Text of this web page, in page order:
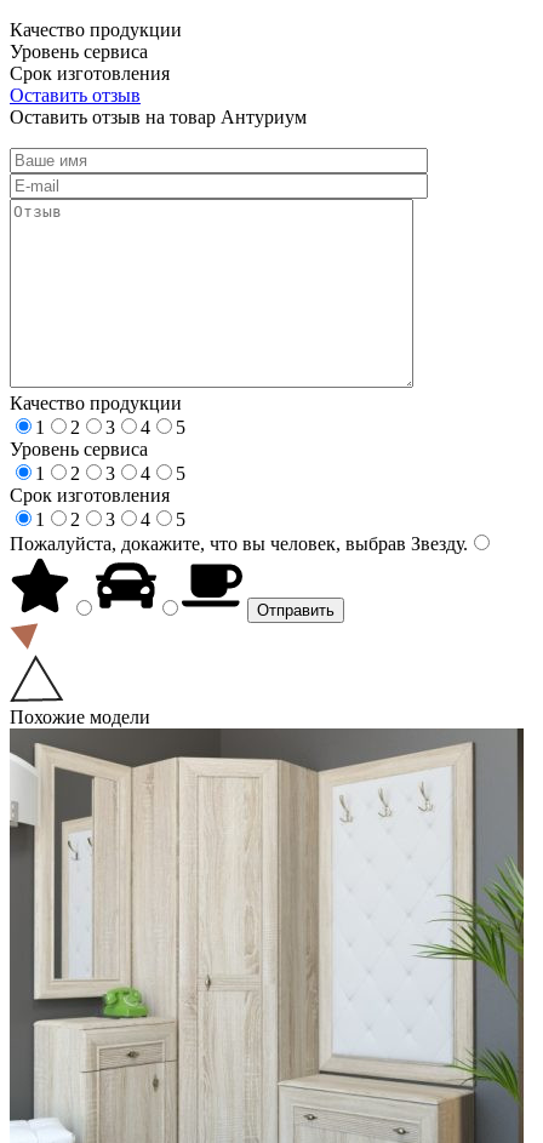
Качество продукции
Уровень сервиса
Срок изготовления
Оставить отзыв
Оставить отзыв на товар Антуриум
Качество продукции
1
2 3 4
5
Уровень сервиса
1
2 3 4
5
Срок изготовления
1
2 3 4
5
Пожалуйста, докажите, что вы человек, выбрав Звезду.
Похожие модели